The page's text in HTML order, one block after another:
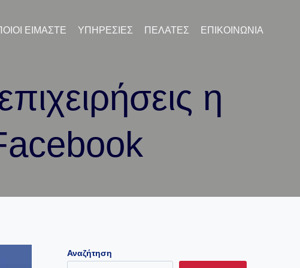
ΕΊΜΑΣΤΕ ΥΠΗΡΕΣΊΕΣ ΠΕΛΆΤΕΣ ΕΠΙΚΟΙΝΩΝΊΑ
η
Αναζήτηση